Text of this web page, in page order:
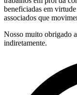
beneficiadas em
associados que
Nosso muito obrigado
indiretamente.